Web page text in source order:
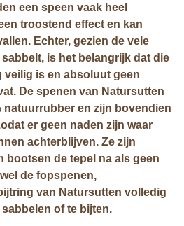
een speen vaak heel
troostend effect en kan
Echter, gezien de vele
is het belangrijk dat die
veilig is en absoluut geen
De spenen van Natursutten
natuurrubber en zijn bovendien
er geen naden zijn waar
achterblijven. Ze zijn
bootsen de tepel na als geen
de fopspenen,
van Natursutten volledig
of te bijten.